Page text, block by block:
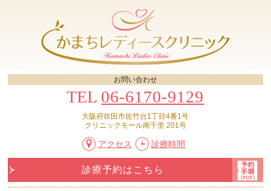
お問い合わせ
TEL 06-6170-9129
大阪府吹田市佐竹台1丁目4番1号
クリニックモール南千里 201号
アクセス 診療時間
診療予約はこちら